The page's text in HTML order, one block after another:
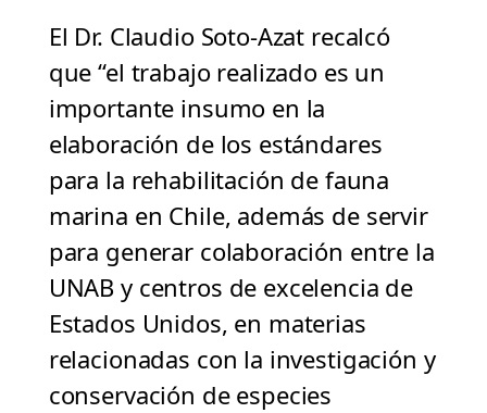
El Dr. Claudio Soto-Azat recalcó
que “el trabajo realizado es un
importante insumo en la
elaboración de los estándares
para la rehabilitación de fauna
marina en Chile, además de servir
para generar colaboración entre la
UNAB y centros de excelencia de
Estados Unidos, en materias
relacionadas con la investigación y
conservación de especies